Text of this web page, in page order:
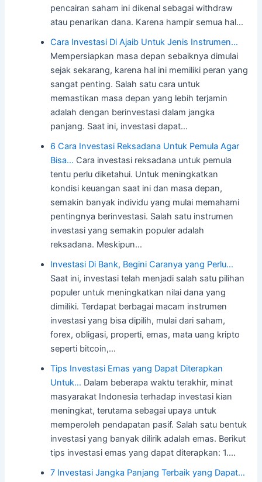
pencairan saham ini dikenal sebagai withdraw
atau penarikan dana. Karena hampir semua hal…
Cara Investasi Di Ajaib Untuk Jenis Instrumen…
Mempersiapkan masa depan sebaiknya dimulai
sejak sekarang, karena hal ini memiliki peran yang
sangat penting. Salah satu cara untuk
memastikan masa depan yang lebih terjamin
adalah dengan berinvestasi dalam jangka
panjang. Saat ini, investasi dapat…
6 Cara Investasi Reksadana Untuk Pemula Agar
Bisa… Cara investasi reksadana untuk pemula
tentu perlu diketahui. Untuk meningkatkan
kondisi keuangan saat ini dan masa depan,
semakin banyak individu yang mulai memahami
pentingnya berinvestasi. Salah satu instrumen
investasi yang semakin populer adalah
reksadana. Meskipun…
Investasi Di Bank, Begini Caranya yang Perlu…
Saat ini, investasi telah menjadi salah satu pilihan
populer untuk meningkatkan nilai dana yang
dimiliki. Terdapat berbagai macam instrumen
investasi yang bisa dipilih, mulai dari saham,
forex, obligasi, properti, emas, mata uang kripto
seperti bitcoin,…
Tips Investasi Emas yang Dapat Diterapkan
Untuk… Dalam beberapa waktu terakhir, minat
masyarakat Indonesia terhadap investasi kian
meningkat, terutama sebagai upaya untuk
memperoleh pendapatan pasif. Salah satu bentuk
investasi yang banyak dilirik adalah emas. Berikut
tips investasi emas yang dapat diterapkan: 1.…
7 Investasi Jangka Panjang Terbaik yang Dapat…